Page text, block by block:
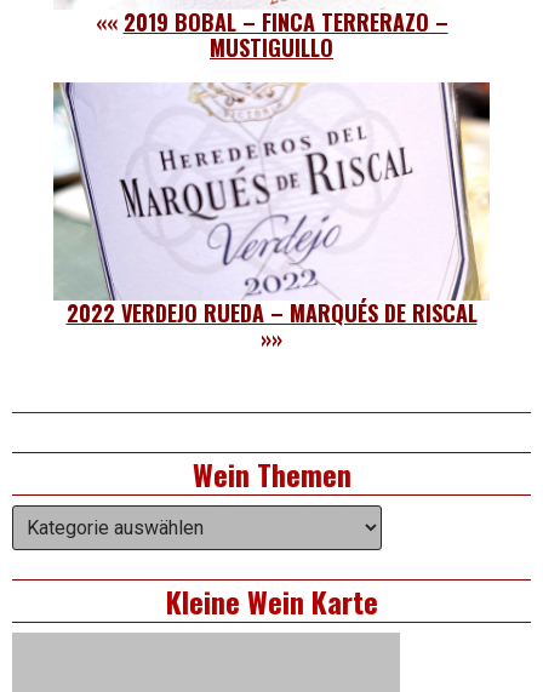
«« 2019 BOBAL – FINCA TERRERAZO –
MUSTIGUILLO
2022 VERDEJO RUEDA – MARQUÉS DE RISCAL
»»
Right
Asides
Wein Themen
Wein
Themen
Kleine Wein Karte